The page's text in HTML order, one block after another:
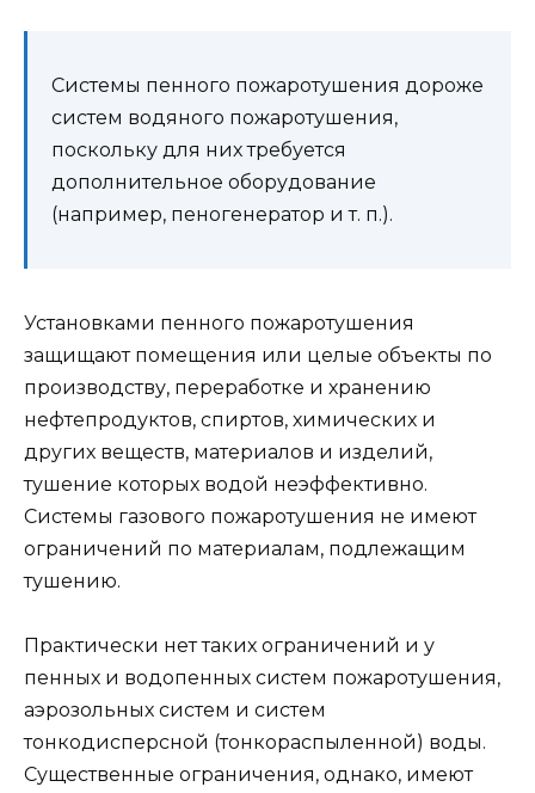
Системы пенного пожаротушения дороже
систем водяного пожаротушения,
поскольку для них требуется
дополнительное оборудование
(например, пеногенератор и т. п.).
Установками пенного пожаротушения
защищают помещения или целые объекты по
производству, переработке и хранению
нефтепродуктов, спиртов, химических и
других веществ, материалов и изделий,
тушение которых водой неэффективно.
Системы газового пожаротушения не имеют
ограничений по материалам, подлежащим
тушению.
Практически нет таких ограничений и у
пенных и водопенных систем пожаротушения,
аэрозольных систем и систем
тонкодисперсной (тонкораспыленной) воды.
Существенные ограничения, однако, имеют